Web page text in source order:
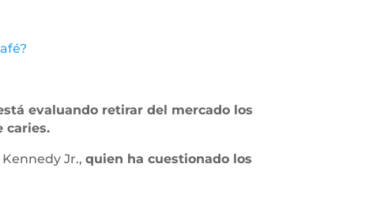
evaluando retirar del mercado los
caries.
Kennedy Jr.,quien ha cuestionado los